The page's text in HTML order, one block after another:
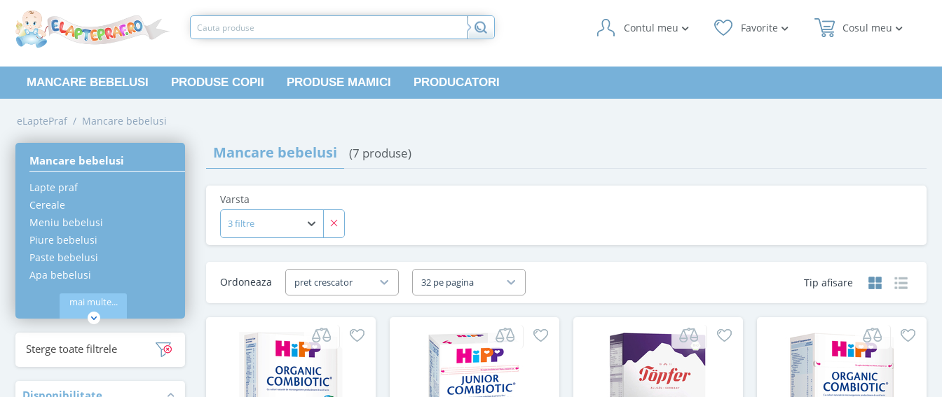
Cosul meu
Favorite
Contul meu
MANCARE BEBELUSI PRODUSE COPII PRODUSE MAMICI PRODUCATORI
eLaptePraf / Mancare bebelusi
Mancare bebelusi
Lapte praf
Cereale
Meniu bebelusi
Piure bebelusi
Paste bebelusi
Apa bebelusi
mai multe...
Sterge toate filtrele
Mancare bebelusi (7 produse)
Varsta
3 filtre
Tip afisare
Ordoneaza pret crescator 32 pe pagina